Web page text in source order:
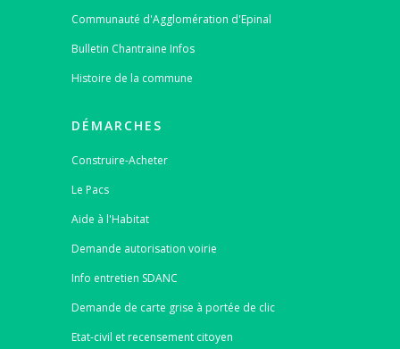
Communauté d'Agglomération d'Epinal
Bulletin Chantraine Infos
Histoire de la commune
DÉMARCHES
Construire-Acheter
Le Pacs
Aide à l'Habitat
Demande autorisation voirie
Info entretien SDANC
Demande de carte grise à portée de clic
Etat-civil et recensement citoyen